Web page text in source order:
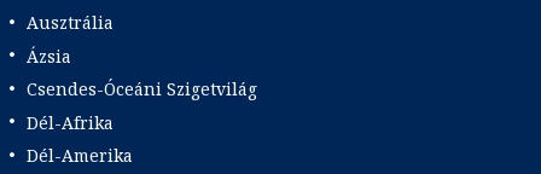
Ausztrália
Ázsia
Csendes-Óceáni Szigetvilág
Dél-Afrika
Dél-Amerika